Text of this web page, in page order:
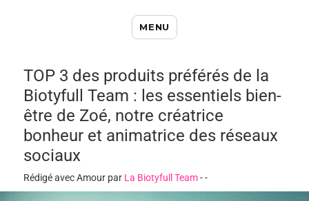
Blog Beauté Bio : Notre Top des
Astuces Beauté Naturelles !
MENU
TOP 3 des produits préférés de la
Biotyfull Team : les essentiels bien-
être de Zoé, notre créatrice
bonheur et animatrice des réseaux
sociaux
Rédigé avec Amour par La Biotyfull Team--